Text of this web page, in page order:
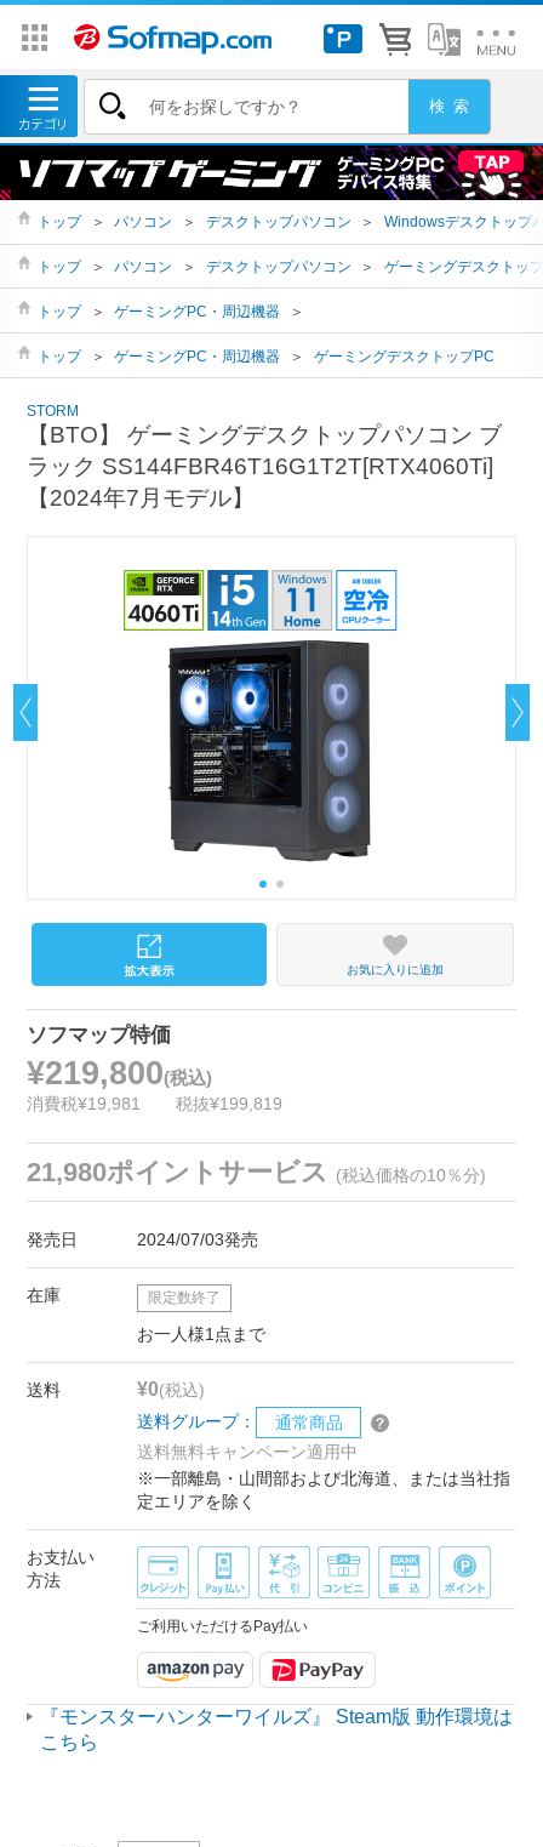
トップ ＞ パソコン ＞ デスクトップパソコン ＞ Windowsデスクトップ
トップ ＞ パソコン ＞ デスクトップパソコン ＞ ゲーミングデスクトッ
トップ ＞ ゲーミングPC・周辺機器 ＞
トップ ＞ ゲーミングPC・周辺機器 ＞ ゲーミングデスクトップPC
STORM
【BTO】 ゲーミングデスクトップパソコン ブ
ラック SS144FBR46T16G1T2T[RTX4060Ti]
【2024年7月モデル】
お気に入りに追加
ソフマップ特価
¥219,800(税込)
消費税¥19,981 税抜¥199,819
21,980ポイントサービス (税込価格の10％分)
発売日 2024/07/03発売
在庫 限定数終了
お一人様1点まで
送料 ¥0(税込)
送料グループ：
通常商品
送料無料キャンペーン適用中
※一部離島・山間部および北海道、または当社指
定エリアを除く
お支払い
方法
ご利用いただけるPay払い
『モンスターハンターワイルズ』 Steam版 動作環境は
こちら